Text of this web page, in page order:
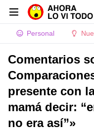
Personal
Comentarios
presente con
mamá decir:
no era así”»